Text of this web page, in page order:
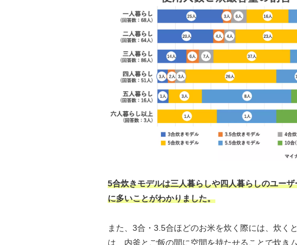
5合炊きモデルは三人暮らしや四人暮らしのユー
に多いことがわかりました。
また、3合・3.5合ほどのお米を炊く際には、炊く
は、内釜とご飯の間に空間を持たせることで炊き